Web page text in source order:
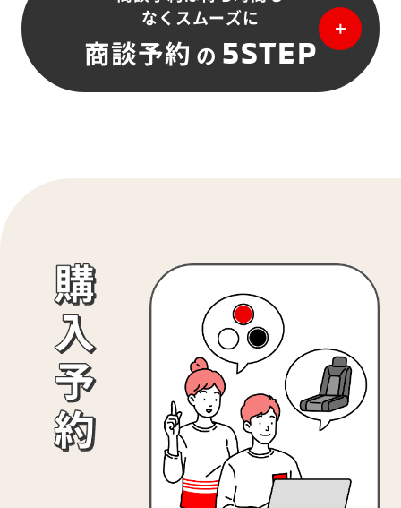
なくスムーズに
商談予約 の 5STEP